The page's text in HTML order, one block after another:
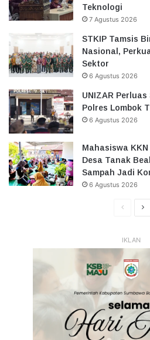
Teknologi
7 Agustus 2026
STKIP Tamsis
Nasional,
Sektor
6 Agustus 2026
UNIZAR
Polres Lombok
6 Agustus 2026
Mahasiswa
Desa Tanak
Sampah Jadi
6 Agustus 2026
Halaman
IKLAN